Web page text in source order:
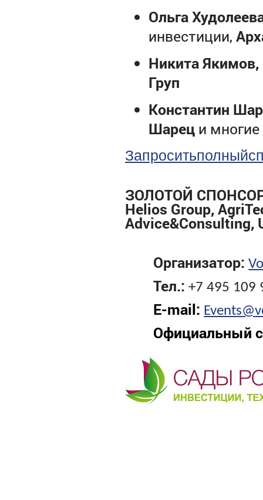
Ольга
инвестиции,
Никита Якимов,
Груп
Константин
Шарец и многие
Запроситьполный
ЗОЛОТОЙ
Helios Group,
Advice&Consulting,
Организатор:
Тел.: +7 495 109
E-mail: Events@
Официальный